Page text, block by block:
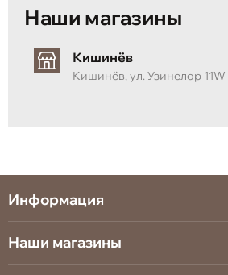
Наши магазины
Кишинёв
Кишинёв, ул. Узинелор 11W
Информация
Наши магазины